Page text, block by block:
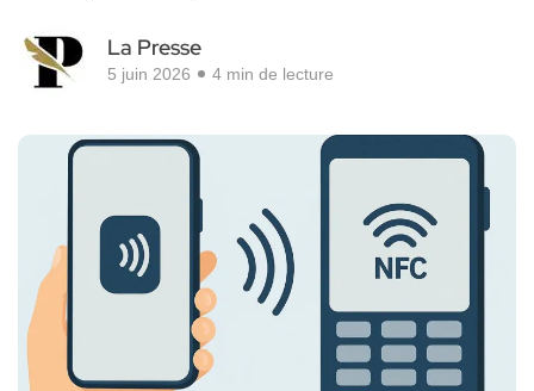
La Presse
5 juin 2026 4 min de lecture